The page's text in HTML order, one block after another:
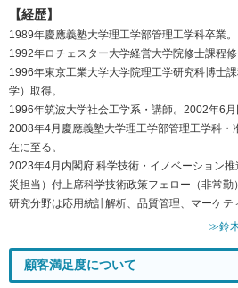
【経歴】
1989年慶應義塾大学理工学部管理工学科卒業。
1992年ロチェスター大学経営大学院修士課程修
1996年東京工業大学大学院理工学研究科博士
学）取得。
1996年筑波大学社会工学系・講師。2002年6月
2008年4月慶應義塾大学理工学部管理工学科
在に至る。
2023年4月内閣府 科学技術・イノベーション
災担当）付上席科学技術政策フェロー（非常勤）
研究分野は応用統計解析、品質管理、マーケテ
≫鈴
顧客満足度について